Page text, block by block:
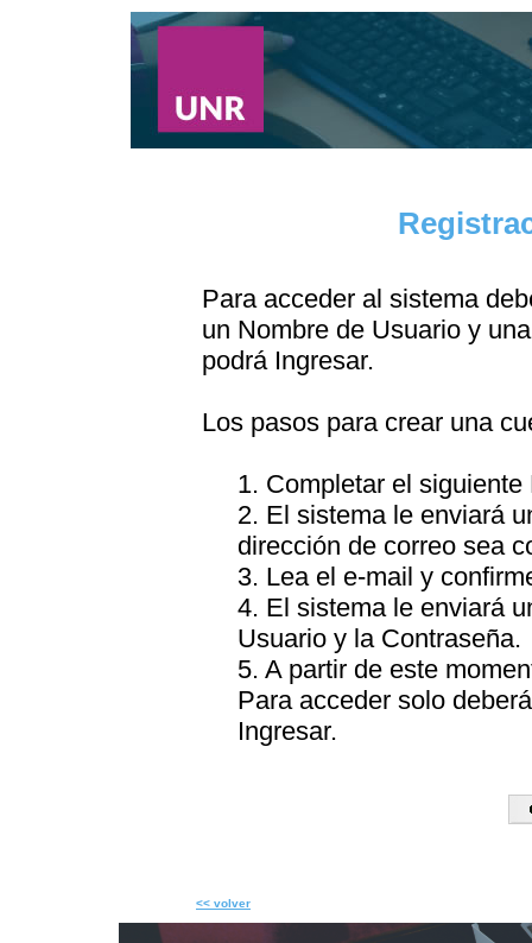
Para acceder al sistema
un Nombre de Usuario y
podrá Ingresar.
Los pasos para crear una
1. Completar el
2. El sistema le enviará
dirección de correo sea
3. Lea el e-mail y
4. El sistema le enviará
Usuario y la Contraseña.
5. A partir de este
Para acceder solo
Ingresar.
<< volver